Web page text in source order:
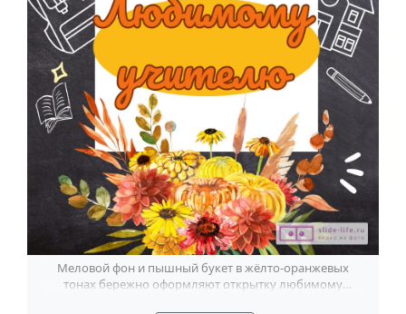
Меловой фон и пышный букет в жёлто-оранжевых
тонах бережно оформляют открытку любимому